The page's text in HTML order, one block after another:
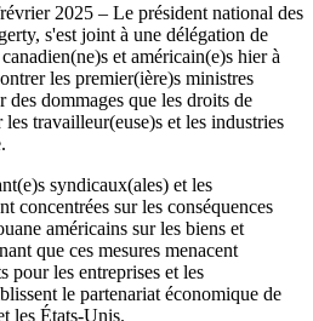
2025 – Le président national des
s'est joint à une délégation de
et américain(e)s hier à
les premier(ière)s ministres
des dommages que les droits de
travailleur(euse)s et les industries
syndicaux(ales) et les
concentrées sur les conséquences
américains sur les biens et
que ces mesures menacent
pour les entreprises et les
le partenariat économique de
les États-Unis.